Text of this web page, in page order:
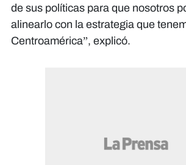
de sus políticas para que nosotros
alinearlo con la estrategia que
Centroamérica”, explicó.